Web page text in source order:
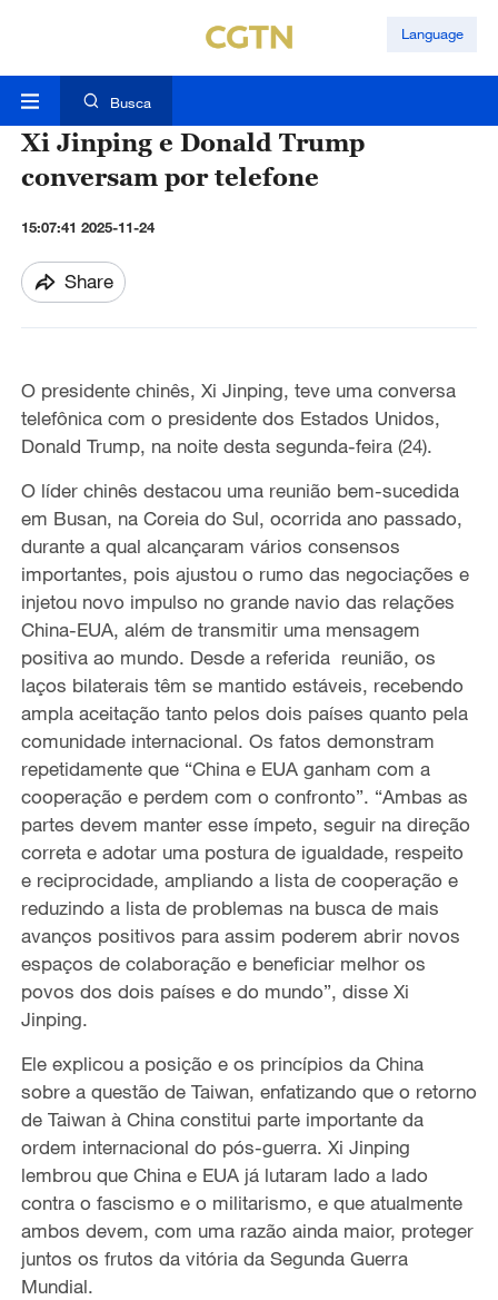
Language
Busca
Xi Jinping e Donald Trump
conversam por telefone
15:07:41 2025-11-24
Share
O presidente chinês, Xi Jinping, teve uma conversa
telefônica com o presidente dos Estados Unidos,
Donald Trump, na noite desta segunda-feira (24).
O líder chinês destacou uma reunião bem-sucedida
em Busan, na Coreia do Sul, ocorrida ano passado,
durante a qual alcançaram vários consensos
importantes, pois ajustou o rumo das negociações e
injetou novo impulso no grande navio das relações
China-EUA, além de transmitir uma mensagem
positiva ao mundo. Desde a referida reunião, os
laços bilaterais têm se mantido estáveis, recebendo
ampla aceitação tanto pelos dois países quanto pela
comunidade internacional. Os fatos demonstram
repetidamente que “China e EUA ganham com a
cooperação e perdem com o confronto”. “Ambas as
partes devem manter esse ímpeto, seguir na direção
correta e adotar uma postura de igualdade, respeito
e reciprocidade, ampliando a lista de cooperação e
reduzindo a lista de problemas na busca de mais
avanços positivos para assim poderem abrir novos
espaços de colaboração e beneficiar melhor os
povos dos dois países e do mundo”, disse Xi
Jinping.
Ele explicou a posição e os princípios da China
sobre a questão de Taiwan, enfatizando que o retorno
de Taiwan à China constitui parte importante da
ordem internacional do pós-guerra. Xi Jinping
lembrou que China e EUA já lutaram lado a lado
contra o fascismo e o militarismo, e que atualmente
ambos devem, com uma razão ainda maior, proteger
juntos os frutos da vitória da Segunda Guerra
Mundial.